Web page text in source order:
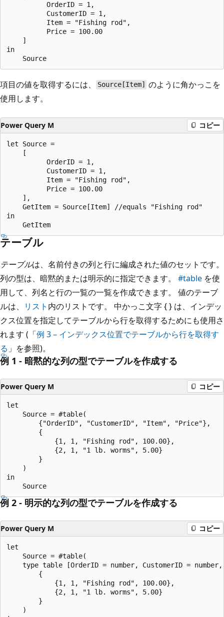
          OrderID = 1,
          CustomerID = 1,
          Item = "Fishing rod",
          Price = 100.00
    ]
in
項目の値を取得するには、 Source[Item]
のように角かっこを
使用します。
Power Query M コピー
let Source =
    [
          OrderID = 1,
          CustomerID = 1,
          Item = "Fishing rod",
          Price = 100.00
    ],
    GetItem = Source[Item] //equals "Fishing rod"
in
テーブル
テーブルは、名前付きの列と行に編成された値のセットです。
列の型は、暗黙的または明示的に指定できます。 #table を使
用して、列名と行の一覧の一覧を作成できます。 値のテーブ
ルは、
リスト 内のリストです。 中かっこ文字 { } は、インデッ
クス位置を指定してテーブルから行を取得するためにも使用さ
れます (「例 3 – インデックス位置でテーブルから行を取得す
る 」を参照)。
例 1 - 暗黙的な列の型でテーブルを作成する
Power Query M コピー
let
    Source = #table(
        {"OrderID", "CustomerID", "Item", "Price"},
        {
            {1, 1, "Fishing rod", 100.00},
            {2, 1, "1 lb. worms", 5.00}
        }
    )
in
例 2 - 明示的な列の型でテーブルを作成する
Power Query M コピー
let
    Source = #table(
type table [OrderID = number, CustomerID =
        {
            {1, 1, "Fishing rod", 100.00},
            {2, 1, "1 lb. worms", 5.00}
        }
    )